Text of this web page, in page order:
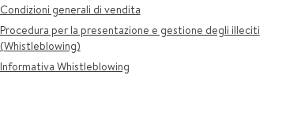
Condizioni generali di vendita
Procedura per la presentazione e gestione degli illeciti
(Whistleblowing)
Informativa Whistleblowing